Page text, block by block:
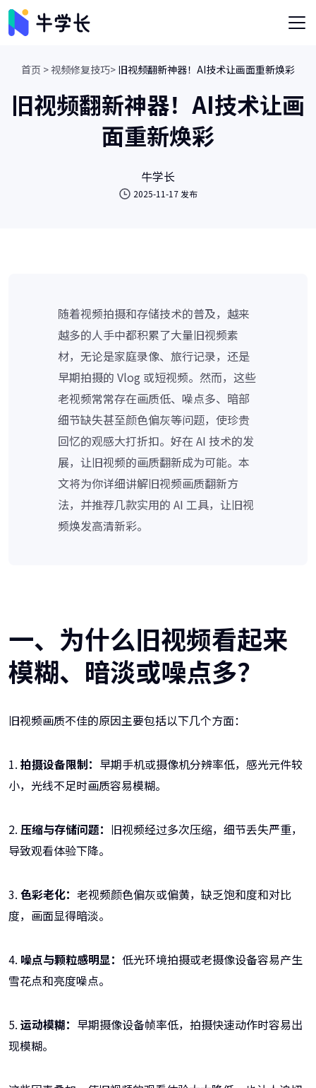
首页 >视频修复技巧> 旧视频翻新神器！AI技术让画面重新焕彩
旧视频翻新神器！AI技术让画
面重新焕彩
牛学长
2025-11-17 发布
随着视频拍摄和存储技术的普及，越来
越多的人手中都积累了大量旧视频素
材，无论是家庭录像、旅行记录，还是
早期拍摄的 Vlog 或短视频。然而，这些
老视频常常存在画质低、噪点多、暗部
细节缺失甚至颜色偏灰等问题，使珍贵
回忆的观感大打折扣。好在 AI 技术的发
展，让旧视频的画质翻新成为可能。本
文将为你详细讲解旧视频画质翻新方
法，并推荐几款实用的 AI 工具，让旧视
频焕发高清新彩。
一、为什么旧视频看起来
模糊、暗淡或噪点多？
旧视频画质不佳的原因主要包括以下几个方面：
1. 拍摄设备限制： 早期手机或摄像机分辨率低，感光元件较
小，光线不足时画质容易模糊。
2. 压缩与存储问题： 旧视频经过多次压缩，细节丢失严重，
导致观看体验下降。
3. 色彩老化： 老视频颜色偏灰或偏黄，缺乏饱和度和对比
度，画面显得暗淡。
4. 噪点与颗粒感明显： 低光环境拍摄或老摄像设备容易产生
雪花点和亮度噪点。
5. 运动模糊： 早期摄像设备帧率低，拍摄快速动作时容易出
现模糊。